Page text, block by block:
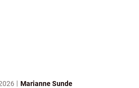
Marianne Sunde